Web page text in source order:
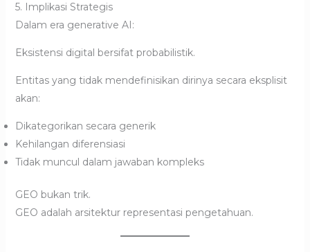
5. Implikasi Strategis
Dalam era generative AI:
Eksistensi digital bersifat probabilistik.
Entitas yang tidak mendefinisikan dirinya secara eksplisit
akan:
Dikategorikan secara generik
Kehilangan diferensiasi
Tidak muncul dalam jawaban kompleks
GEO bukan trik.
GEO adalah arsitektur representasi pengetahuan.